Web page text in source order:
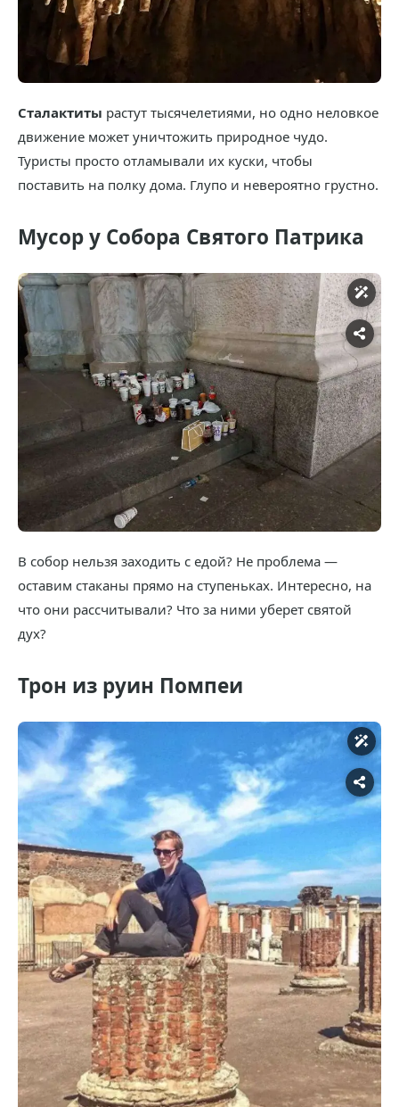
Сталактиты растут тысячелетиями, но одно неловкое
движение может уничтожить природное чудо.
Туристы просто отламывали их куски, чтобы
поставить на полку дома. Глупо и невероятно грустно.
Мусор у Собора Святого Патрика
В собор нельзя заходить с едой? Не проблема —
оставим стаканы прямо на ступеньках. Интересно, на
что они рассчитывали? Что за ними уберет святой
дух?
Трон из руин Помпеи